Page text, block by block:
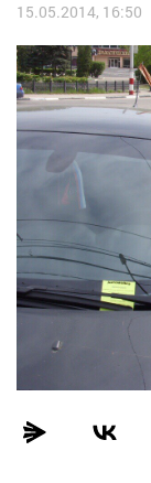
15.05.2014, 16:50